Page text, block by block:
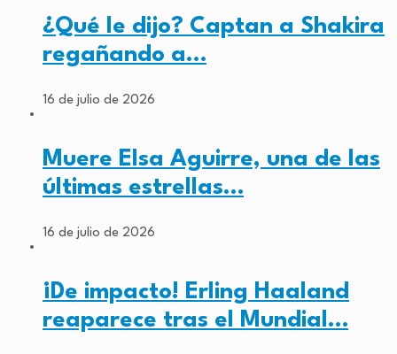
¿Qué le dijo? Captan a Shakira
regañando a…
16 de julio de 2026
Muere Elsa Aguirre, una de las
últimas estrellas…
16 de julio de 2026
¡De impacto! Erling Haaland
reaparece tras el Mundial…